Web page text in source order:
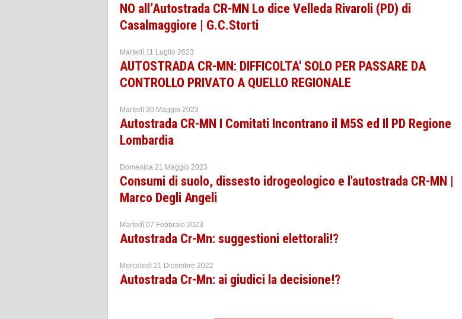
NO all’Autostrada CR-MN Lo dice Velleda Rivaroli (PD) di
Casalmaggiore | G.C.Storti
Martedì 11 Luglio 2023
AUTOSTRADA CR-MN: DIFFICOLTA' SOLO PER PASSARE DA
CONTROLLO PRIVATO A QUELLO REGIONALE
Martedì 30 Maggio 2023
Autostrada CR-MN I Comitati Incontrano il M5S ed Il PD Regione
Lombardia
Domenica 21 Maggio 2023
Consumi di suolo, dissesto idrogeologico e l'autostrada CR-MN |
Marco Degli Angeli
Martedì 07 Febbraio 2023
Autostrada Cr-Mn: suggestioni elettorali!?
Mercoledì 21 Dicembre 2022
Autostrada Cr-Mn: ai giudici la decisione!?